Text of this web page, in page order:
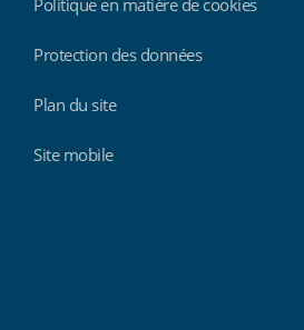
Protection des données
Plan du site
Site mobile